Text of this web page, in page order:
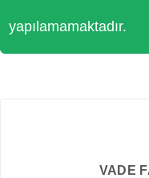
yapılamamaktadır.
VADE